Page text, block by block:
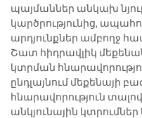
պայմաններ անկախ
կարծրությունից,
արդյունքներ ամբողջ
Շատ հիդրավլիկ
կտրման
ընդլայնում մեքենայի
հնարավորություն
անկյունային